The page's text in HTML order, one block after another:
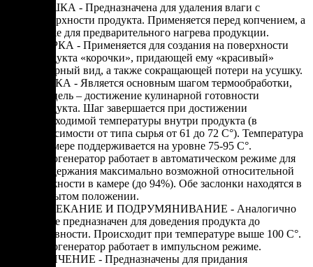
СУШКА - Предназначена для удаления влаги с
поверхности продукта. Применяется перед копчением, а
также для предварительного нагрева продукции.
ЖАРКА - Применяется для создания на поверхности
продукта «корочки», придающей ему «красивый»
товарный вид, а также сокращающей потери на усушку.
ВАРКА - Является основным шагом термообработки,
его цель – достижение кулинарной готовности
продукта. Шаг завершается при достижении
необходимой температуры внутри продукта (в
зависимости от типа сырья от 61 до 72 С°). Температура
в камере поддерживается на уровне 75-95 С°.
Парогенератор работает в автоматическом режиме для
поддержания максимально возможной относительной
влажности в камере (до 94%). Обе заслонки находятся в
закрытом положении.
ЗАПЕКАНИЕ И ПОДРУМЯНИВАНИЕ - Аналогично
варке предназначен для доведения продукта до
готовности. Происходит при температуре выше 100 С°.
Парогенератор работает в импульсном режиме.
КОПЧЕНИЕ - Предназначены для придания